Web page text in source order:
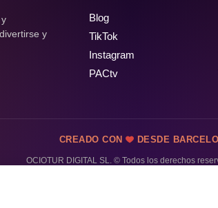
y
Blog
TikTok
Instagram
PACtv
CREADO CON DESDE
OCIOTUR DIGITAL SL. © Todos los derechos